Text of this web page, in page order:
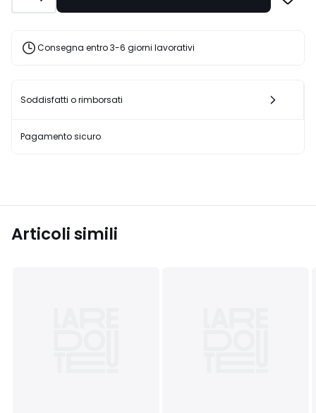
50%
sconto
applicato.
Consegna entro 3-6 giorni lavorativi
Soddisfatti o rimborsati
Pagamento sicuro
Articoli simili